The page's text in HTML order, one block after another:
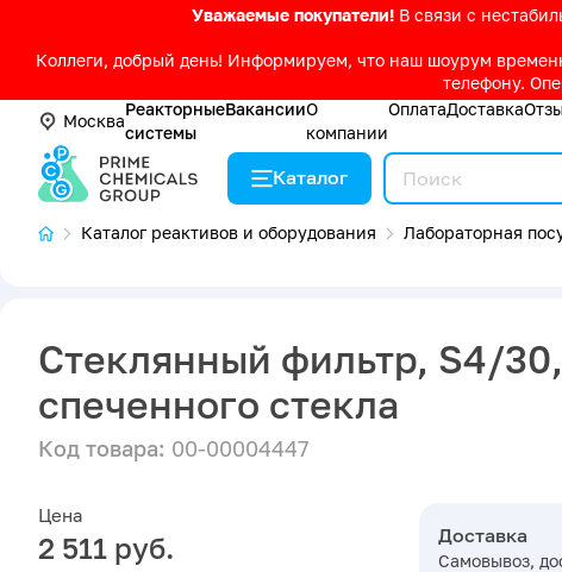
Уважаемые покупатели! В связи с
Коллеги, добрый день! Информируем, что наш шоурум
телефону.
Москва
Реакторные
системы
ВакансииО
компании
ОплатаДоставка
Каталог
Каталог реактивов и оборудования
Лабораторная
Стеклянный фильтр, S4/
спеченного стекла
Код товара: 00-00004447
Цена
2 511 руб. Доставка
Самовывоз,